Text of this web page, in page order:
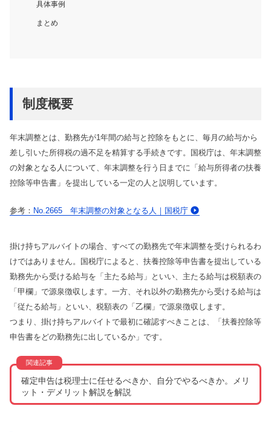
具体事例
まとめ
制度概要
年末調整とは、勤務先が1年間の給与と控除をもとに、毎月の給与から
差し引いた所得税の過不足を精算する手続きです。国税庁は、年末調整
の対象となる人について、年末調整を行う日までに「給与所得者の扶養
控除等申告書」を提出している一定の人と説明しています。
No.2665 年末調整の対象となる人｜国税庁
掛け持ちアルバイトの場合、すべての勤務先で年末調整を受けられるわ
けではありません。国税庁によると、扶養控除等申告書を提出している
勤務先から受ける給与を「主たる給与」といい、主たる給与は税額表の
「甲欄」で源泉徴収します。一方、それ以外の勤務先から受ける給与は
「従たる給与」といい、税額表の「乙欄」で源泉徴収します。
つまり、掛け持ちアルバイトで最初に確認すべきことは、「扶養控除等
申告書をどの勤務先に出しているか」です。
確定申告は税理士に任せるべきか、自分でやるべきか。メリ
ット・デメリット解説を解説